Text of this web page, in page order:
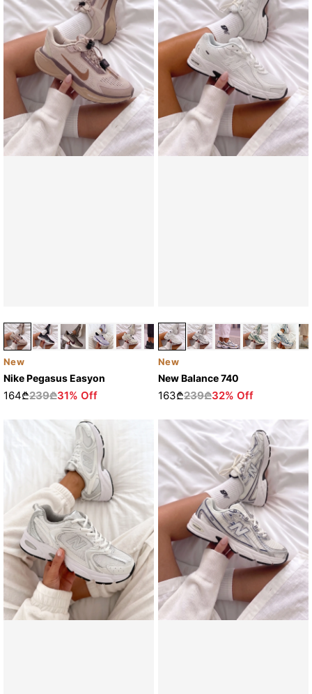
New
Nike Pegasus Easyon
164₾239₾31% Off
New
New Balance 740
163₾239₾32% Off